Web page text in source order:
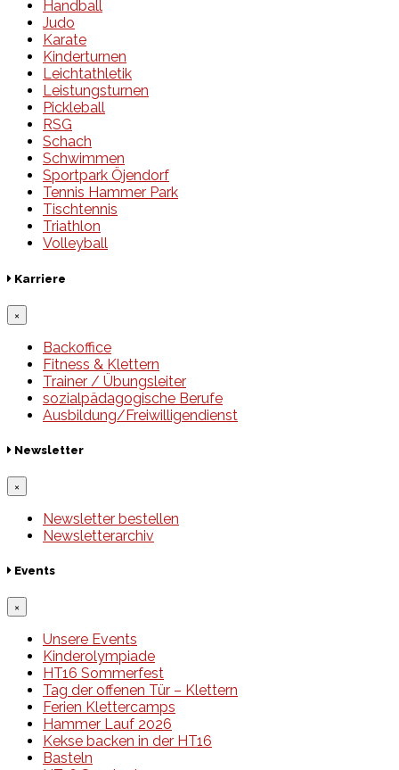
Handball
Judo
Karate
Kinderturnen
Leichtathletik
Leistungsturnen
Pickleball
RSG
Schach
Schwimmen
Sportpark Öjendorf
Tennis Hammer Park
Tischtennis
Triathlon
Volleyball
Karriere
×
Backoffice
Fitness & Klettern
Trainer / Übungsleiter
sozialpädagogische Berufe
Ausbildung/Freiwilligendienst
Newsletter
×
Newsletter bestellen
Newsletterarchiv
Events
×
Unsere Events
Kinderolympiade
HT16 Sommerfest
Tag der offenen Tür – Klettern
Ferien Klettercamps
Hammer Lauf 2026
Kekse backen in der HT16
Basteln